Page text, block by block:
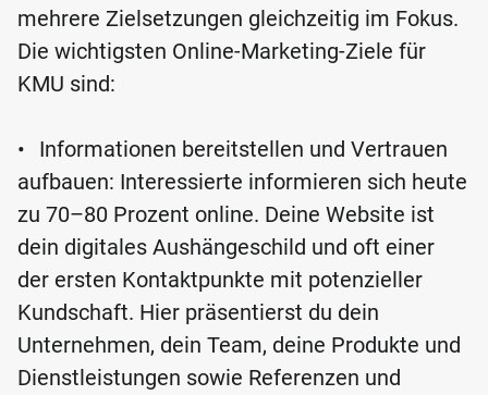
mehrere Zielsetzungen gleichzeitig im Fokus.
Die wichtigsten Online-Marketing-Ziele für
KMU sind:
•
Informationen bereitstellen und Vertrauen
aufbauen: Interessierte informieren sich heute
zu 70–80 Prozent online. Deine Website ist
dein digitales Aushängeschild und oft einer
der ersten Kontaktpunkte mit potenzieller
Kundschaft. Hier präsentierst du dein
Unternehmen, dein Team, deine Produkte und
Dienstleistungen sowie Referenzen und